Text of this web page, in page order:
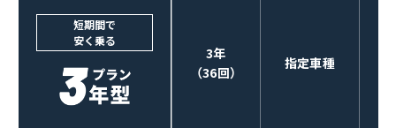
3
オプションも選べる！
短期間で
安く乗る
3年
（36回）
指定車種